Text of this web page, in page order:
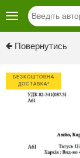
Повернутись
БЕЗКОШТОВНА
ДОСТАВКА*